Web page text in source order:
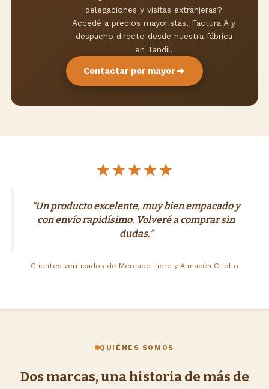
delegaciones y visitas extranjeras?
Accedé a precios mayoristas, Factura A y
despacho directo desde nuestra fábrica
en Tandil.
Contactar por mayor
“Un producto excelente, muy bien empacado y
con envío rapidísimo. Volveré a comprar sin
dudas.”
Clientes verificados de Mercado Libre y Almacén Criollo
QUIÉNES SOMOS
Dos marcas, una historia de más de